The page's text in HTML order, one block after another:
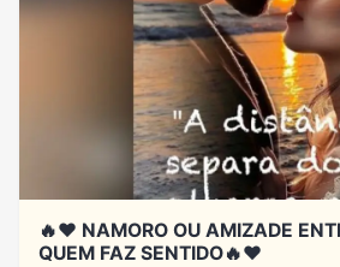
🔥❤️ NAMORO OU AMIZADE
QUEM FAZ SENTIDO🔥❤️